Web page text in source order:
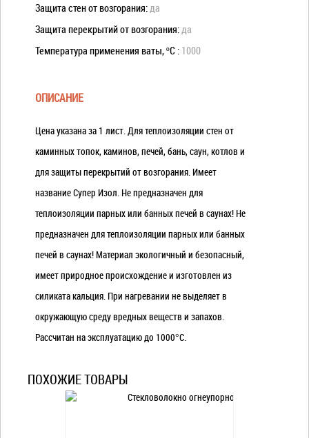
Защита стен от возгорания:да
Защита перекрытий от возгорания:да
Температура применения ваты, ºС : 1000
ОПИСАНИЕ
Цена указана за 1 лист. Для теплоизоляции стен от
каминных топок, каминов, печей, бань, саун, котлов и
для защиты перекрытий от возгорания. Имеет
название Супер Изол. Не предназначен для
теплоизоляции парных или банных печей в саунах! Не
предназначен для теплоизоляции парных или банных
печей в саунах! Материал экологичный и безопасный,
имеет природное происхождение и изготовлен из
силиката кальция. При нагревании не выделяет в
окружающую среду вредных веществ и запахов.
Рассчитан на эксплуатацию до 1000°С.
ПОХОЖИЕ ТОВАРЫ